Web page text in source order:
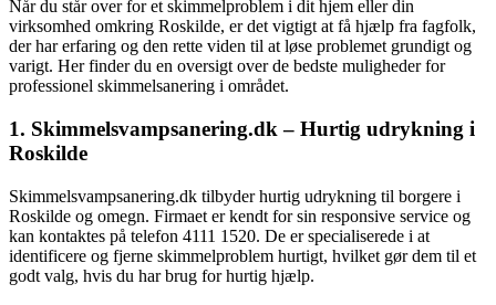
Når du står over for et skimmelproblem i dit hjem eller din
virksomhed omkring Roskilde, er det vigtigt at få hjælp fra fagfolk,
der har erfaring og den rette viden til at løse problemet grundigt og
varigt. Her finder du en oversigt over de bedste muligheder for
professionel skimmelsanering i området.
1. Skimmelsvampsanering.dk – Hurtig udrykning i
Roskilde
Skimmelsvampsanering.dk tilbyder hurtig udrykning til borgere i
Roskilde og omegn. Firmaet er kendt for sin responsive service og
kan kontaktes på telefon 4111 1520. De er specialiserede i at
identificere og fjerne skimmelproblem hurtigt, hvilket gør dem til et
godt valg, hvis du har brug for hurtig hjælp.